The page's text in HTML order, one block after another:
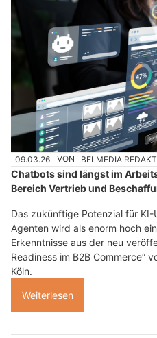
09.03.26 VON BELMEDIA
Chatbots sind längst im
Bereich Vertrieb und
Das zukünftige Potenzial für
Agenten wird als enorm hoch
Erkenntnisse aus der neu
Readiness im B2B Commerce“
Köln.
Weiterlesen